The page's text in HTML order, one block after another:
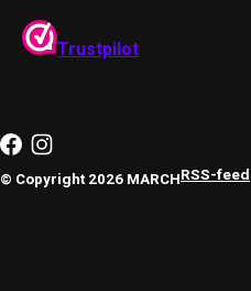
Trustpilot
© Copyright 2026 MARCHRSS-feed